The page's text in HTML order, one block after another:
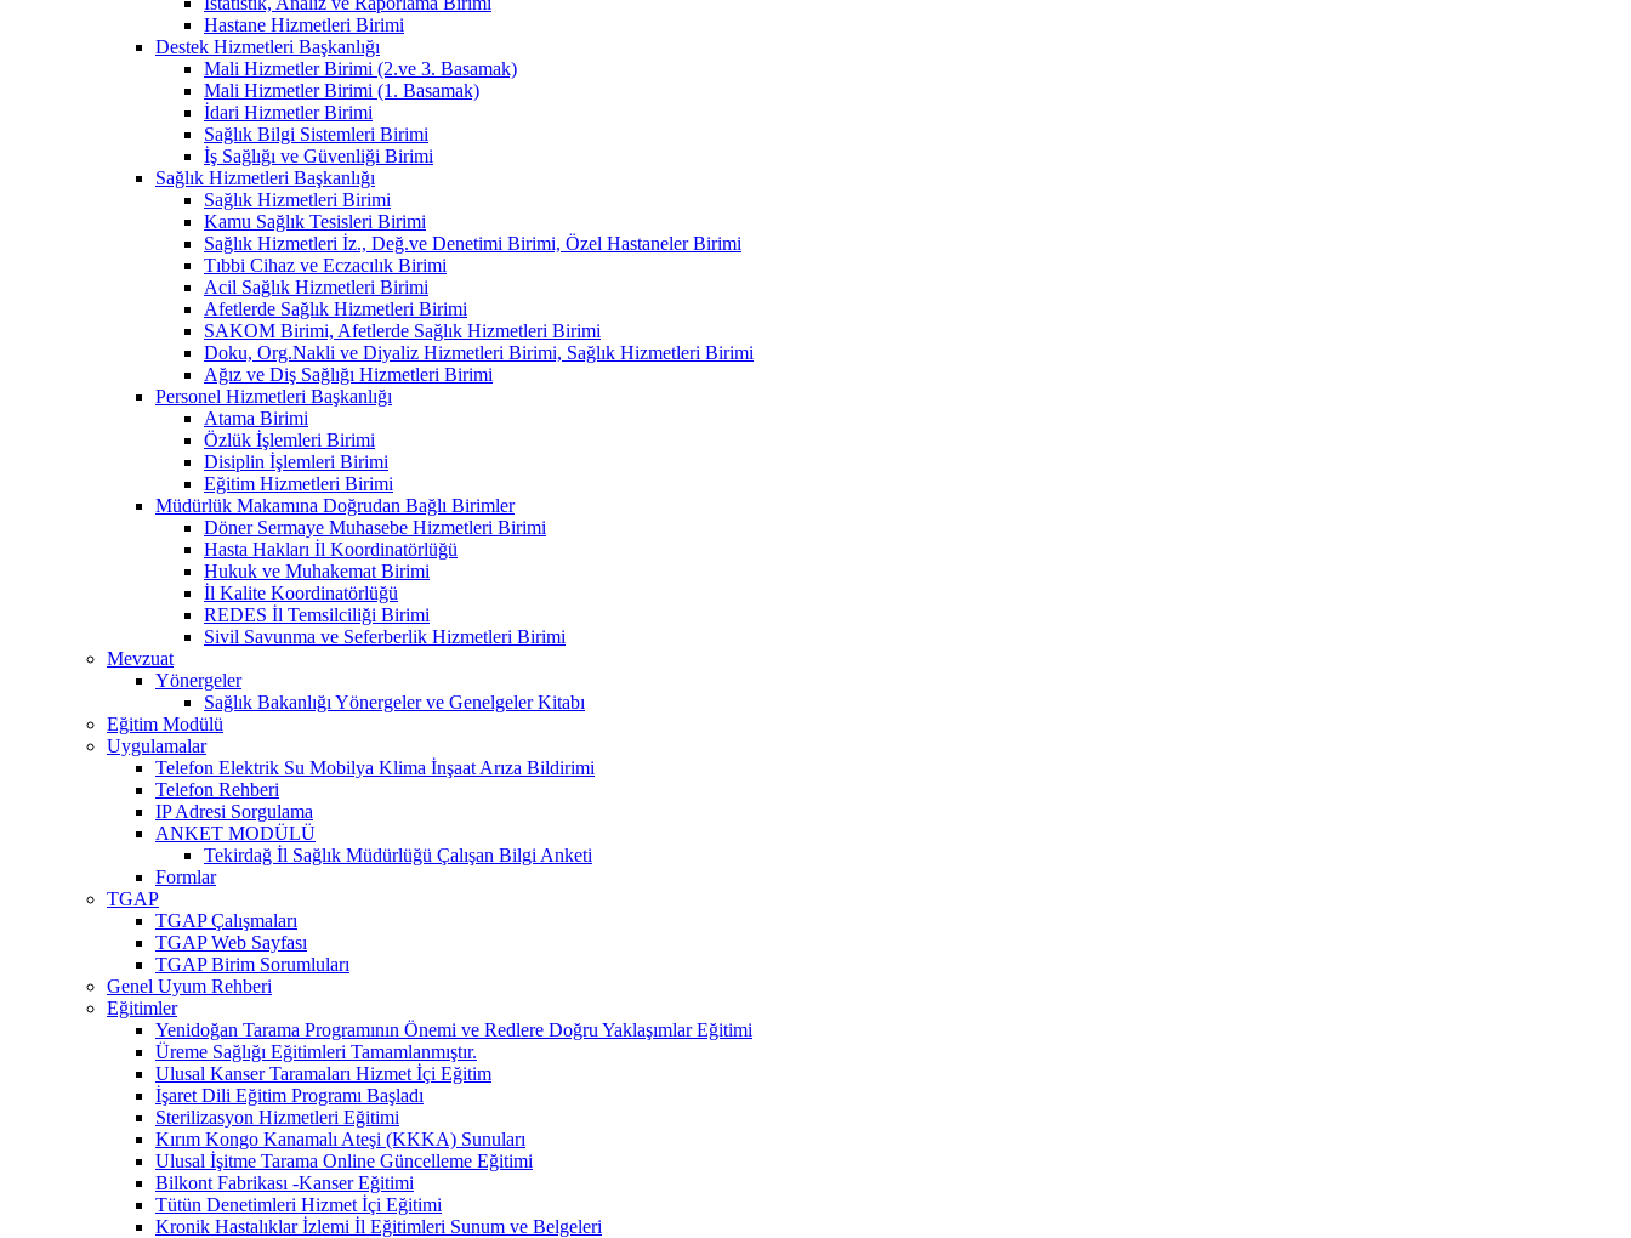
Hastane Hizmetleri Birimi
Destek Hizmetleri Başkanlığı
Mali Hizmetler Birimi (2.ve 3. Basamak)
Mali Hizmetler Birimi (1. Basamak)
İdari Hizmetler Birimi
Sağlık Bilgi Sistemleri Birimi
İş Sağlığı ve Güvenliği Birimi
Sağlık Hizmetleri Başkanlığı
Sağlık Hizmetleri Birimi
Kamu Sağlık Tesisleri Birimi
Sağlık Hizmetleri İz., Değ.ve Denetimi Birimi, Özel Hastaneler Birimi
Tıbbi Cihaz ve Eczacılık Birimi
Acil Sağlık Hizmetleri Birimi
Afetlerde Sağlık Hizmetleri Birimi
SAKOM Birimi, Afetlerde Sağlık Hizmetleri Birimi
Doku, Org.Nakli ve Diyaliz Hizmetleri Birimi, Sağlık Hizmetleri Birimi
Ağız ve Diş Sağlığı Hizmetleri Birimi
Personel Hizmetleri Başkanlığı
Atama Birimi
Özlük İşlemleri Birimi
Disiplin İşlemleri Birimi
Eğitim Hizmetleri Birimi
Müdürlük Makamına Doğrudan Bağlı Birimler
Döner Sermaye Muhasebe Hizmetleri Birimi
Hasta Hakları İl Koordinatörlüğü
Hukuk ve Muhakemat Birimi
İl Kalite Koordinatörlüğü
REDES İl Temsilciliği Birimi
Sivil Savunma ve Seferberlik Hizmetleri Birimi
Mevzuat
Yönergeler
Sağlık Bakanlığı Yönergeler ve Genelgeler Kitabı
Eğitim Modülü
Uygulamalar
Telefon Elektrik Su Mobilya Klima İnşaat Arıza Bildirimi
Telefon Rehberi
IP Adresi Sorgulama
ANKET MODÜLÜ
Tekirdağ İl Sağlık Müdürlüğü Çalışan Bilgi Anketi
Formlar
TGAP
TGAP Çalışmaları
TGAP Web Sayfası
TGAP Birim Sorumluları
Genel Uyum Rehberi
Eğitimler
Yenidoğan Tarama Programının Önemi ve Redlere Doğru Yaklaşımlar Eğitimi
Üreme Sağlığı Eğitimleri Tamamlanmıştır.
Ulusal Kanser Taramaları Hizmet İçi Eğitim
İşaret Dili Eğitim Programı Başladı
Sterilizasyon Hizmetleri Eğitimi
Kırım Kongo Kanamalı Ateşi (KKKA) Sunuları
Ulusal İşitme Tarama Online Güncelleme Eğitimi
Bilkont Fabrikası -Kanser Eğitimi
Tütün Denetimleri Hizmet İçi Eğitimi
Kronik Hastalıklar İzlemi İl Eğitimleri Sunum ve Belgeleri